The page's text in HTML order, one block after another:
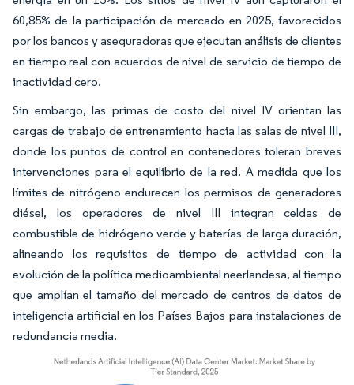
60,85% de la participación de mercado en 2025, favorecidos
por los bancos y aseguradoras que ejecutan análisis de clientes
en tiempo real con acuerdos de nivel de servicio de tiempo de
inactividad cero.
Sin embargo, las primas de costo del nivel IV orientan las
cargas de trabajo de entrenamiento hacia las salas de nivel III,
donde los puntos de control en contenedores toleran breves
intervenciones para el equilibrio de la red. A medida que los
límites de nitrógeno endurecen los permisos de generadores
diésel, los operadores de nivel III integran celdas de
combustible de hidrógeno verde y baterías de larga duración,
alineando los requisitos de tiempo de actividad con la
evolución de la política medioambiental neerlandesa, al tiempo
que amplían el tamaño del mercado de centros de datos de
inteligencia artificial en los Países Bajos para instalaciones de
redundancia media.